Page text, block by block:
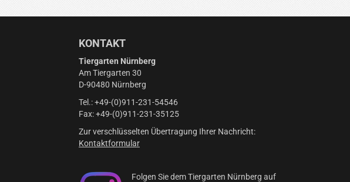
KONTAKT
Tiergarten Nürnberg
Am Tiergarten 30
D-90480 Nürnberg
Tel.: +49-(0)911-231-54546
Fax: +49-(0)911-231-35125
Zur verschlüsselten Übertragung Ihrer Nachricht:
Kontaktformular
Folgen Sie dem Tiergarten Nürnberg auf